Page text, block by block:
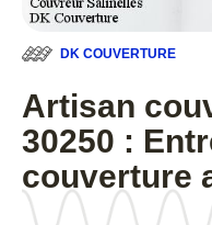
DK COUVERTURE
Artisan
30250 :
couverture